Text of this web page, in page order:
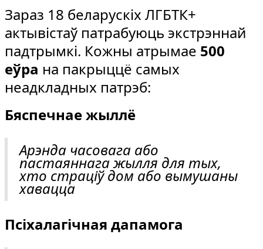
Зараз 18 беларускіх ЛГБТК+
актывістаў патрабуюць экстрэннай
падтрымкі. Кожны атрымае 500
еўра на пакрыццё самых
неадкладных патрэб:
Бяспечнае жыллё
Арэнда часовага або
пастаяннага жылля для тых,
хто страціў дом або вымушаны
хавацца
Псіхалагічная дапамога